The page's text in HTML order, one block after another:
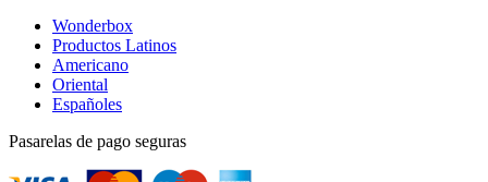
Wonderbox
Productos Latinos
Americano
Oriental
Españoles
Pasarelas de pago seguras